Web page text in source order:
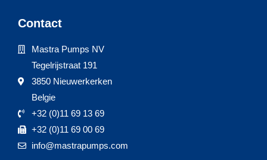
Contact
Mastra Pumps NV
Tegelrijstraat 191
3850 Nieuwerkerken
Belgie
+32 (0)11 69 13 69
+32 (0)11 69 00 69
info@mastrapumps.com